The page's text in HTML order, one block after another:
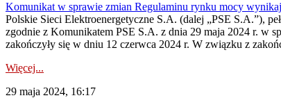
Komunikat w sprawie zmian Regulaminu rynku mocy
Polskie Sieci Elektroenergetyczne S.A. (dalej „PSE S.A.”),
zgodnie z Komunikatem PSE S.A. z dnia 29 maja 2024 r. w
zakończyły się w dniu 12 czerwca 2024 r. W związku z
Więcej...
29 maja 2024, 16:17